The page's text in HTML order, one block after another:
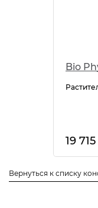
Bio
19
Вернуться к списку